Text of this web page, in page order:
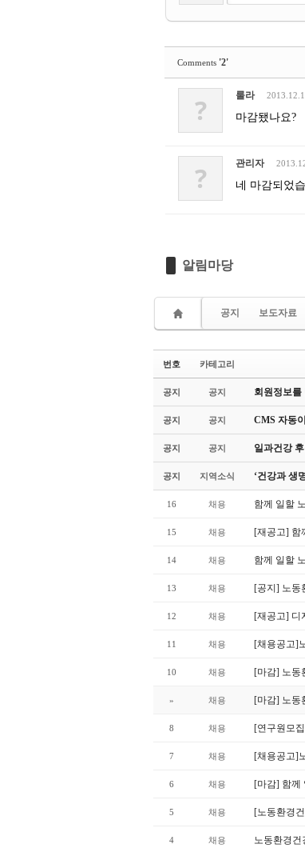
Comments '2'
? 룰라
마감됐나요?
? 관리자
네 마감되었
알림마당
공지 보도자료
번호 카테고리
공지 공지 회원정보를
공지 공지 CMS 자동
공지 공지 일과건강
공지 지역소식 ‘건강과 생
16 채용 함께 일할
15 채용 [재공고] 함
14 채용 함께 일할
13 채용 [공지] 노동
12 채용 [재공고] 디
11 채용 [채용공고]
10 채용 [마감] 노동
» 채용 [마감] 노동
8 채용 [연구원모
7 채용 [채용공고]
6 채용 [마감] 함께
5 채용 [노동환경
4 채용 노동환경건